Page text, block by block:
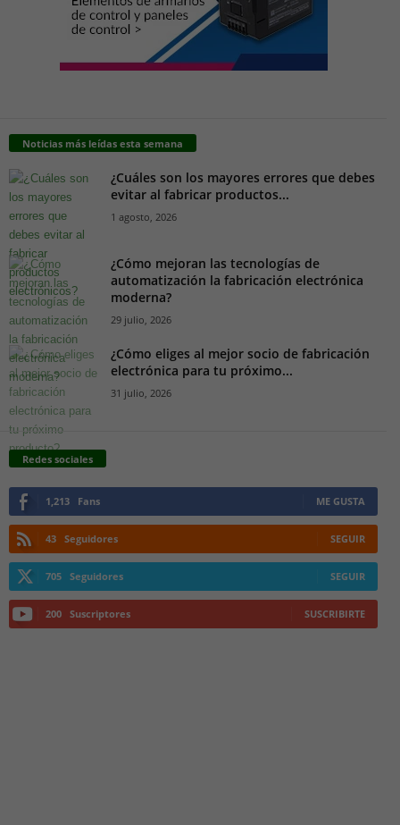
Noticias más leídas esta semana
¿Cuáles son los mayores errores que debes
evitar al fabricar productos...
1 agosto, 2026
¿Cómo mejoran las tecnologías de
automatización la fabricación electrónica
moderna?
29 julio, 2026
¿Cómo eliges al mejor socio de fabricación
electrónica para tu próximo...
31 julio, 2026
Redes sociales
1,213 Fans ME GUSTA
43 Seguidores SEGUIR
705 Seguidores SEGUIR
200 Suscriptores SUSCRIBIRTE